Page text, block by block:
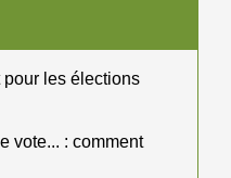
pour les élections
vote... : comment